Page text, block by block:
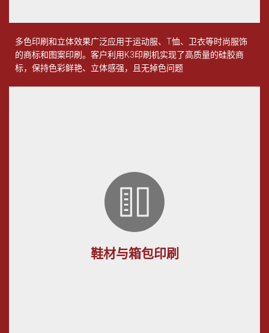
多色印刷和立体效果广泛应用于运动服、 T恤、卫衣等时尚服饰
的商标和图案印刷。客户利用K3印刷机实现了高质量的硅胶商
标，保持色彩鲜艳、立体感强，且无掉色问题
鞋材与箱包印刷